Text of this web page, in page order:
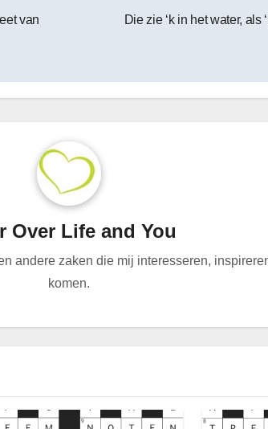
van
Die zie ‘k in het water, als
Over Life and You
andere zaken die mij interesseren,
komen.